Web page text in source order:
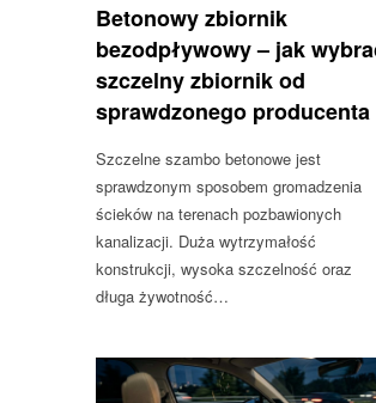
Betonowy zbiornik
bezodpływowy – jak
szczelny zbiornik od
sprawdzonego producenta
Szczelne szambo betonowe jest
sprawdzonym sposobem gromadzenia
ścieków na terenach pozbawionych
kanalizacji. Duża wytrzymałość
konstrukcji, wysoka szczelność oraz
długa żywotność…